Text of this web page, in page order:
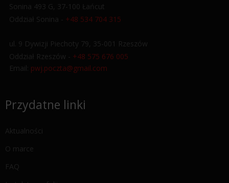
Sonina 493 G, 37-100 Łańcut
Oddział Sonina - +48 534 704 315
ul. 9 Dywizji Piechoty 79, 35-001 Rzeszów
Oddział Rzeszów - +48 575 676 005
Email: pwj.poczta@gmail.com
Przydatne linki
Aktualności
O marce
FAQ